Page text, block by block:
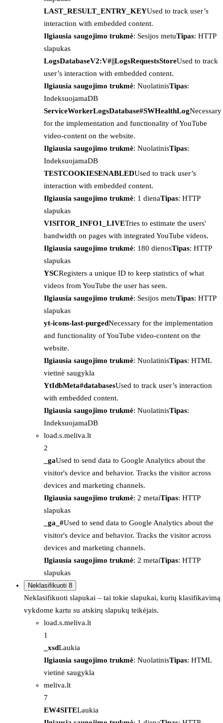
LAST_RESULT_ENTRY_KEYUsed to track user’s
interaction with embedded content.
Ilgiausia saugojimo trukmė: Sesijos metuTipas: HTTP
slapukas
LogsDatabaseV2:V#||LogsRequestsStoreUsed to track
user’s interaction with embedded content.
Ilgiausia saugojimo trukmė: NuolatinisTipas:
IndeksuojamaDB
ServiceWorkerLogsDatabase#SWHealthLogNecessary
for the implementation and functionality of YouTube
video-content on the website.
Ilgiausia saugojimo trukmė: NuolatinisTipas:
IndeksuojamaDB
TESTCOOKIESENABLEDUsed to track user’s
interaction with embedded content.
Ilgiausia saugojimo trukmė: 1 dienaTipas: HTTP
slapukas
VISITOR_INFO1_LIVETries to estimate the users'
bandwidth on pages with integrated YouTube videos.
Ilgiausia saugojimo trukmė: 180 dienosTipas: HTTP
slapukas
YSCRegisters a unique ID to keep statistics of what
videos from YouTube the user has seen.
Ilgiausia saugojimo trukmė: Sesijos metuTipas: HTTP
slapukas
yt-icons-last-purgedNecessary for the implementation
and functionality of YouTube video-content on the
website.
Ilgiausia saugojimo trukmė: NuolatinisTipas: HTML
vietinė saugykla
YtIdbMeta#databasesUsed to track user’s interaction
with embedded content.
Ilgiausia saugojimo trukmė: NuolatinisTipas:
IndeksuojamaDB
load.s.meliva.lt
2
_gaUsed to send data to Google Analytics about the
visitor's device and behavior. Tracks the visitor across
devices and marketing channels.
Ilgiausia saugojimo trukmė: 2 metaiTipas: HTTP
slapukas
_ga_#Used to send data to Google Analytics about the
visitor's device and behavior. Tracks the visitor across
devices and marketing channels.
Ilgiausia saugojimo trukmė: 2 metaiTipas: HTTP
slapukas
Neklasifikuoti 8
Neklasifikuoti slapukai – tai tokie slapukai, kurių klasifikavimą
vykdome kartu su atskirų slapukų teikėjais.
load.s.meliva.lt
1
_xsdLaukia
Ilgiausia saugojimo trukmė: NuolatinisTipas: HTML
vietinė saugykla
meliva.lt
7
EW4SITELaukia